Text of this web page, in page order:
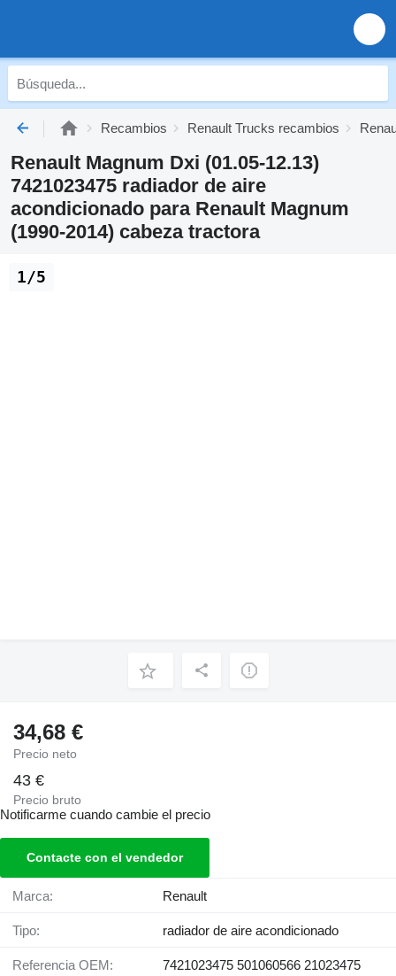
Recambios Renault Trucks recambios
Renault Magnum Dxi (01.05-12.13)
7421023475 radiador de aire
acondicionado para Renault Magnum
(1990-2014) cabeza tractora
1/5
34,68 €
Precio neto
43 €
Precio bruto
Notificarme cuando cambie el precio
Contacte con el vendedor
Marca: Renault
Tipo: radiador de aire acondicionado
Referencia OEM: 7421023475 501060566 21023475